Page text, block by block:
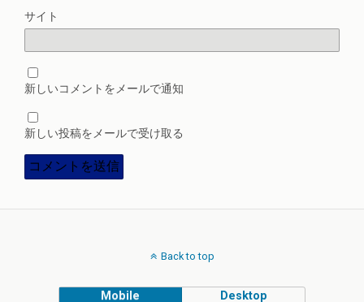
サイト
新しいコメントをメールで通知
新しい投稿をメールで受け取る
Back to top
Mobile Desktop